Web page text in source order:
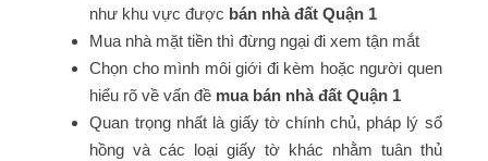
như khu vực được bán nhà đất Quận 1
Mua nhà mặt tiền thì đừng ngại đi xem tận mắt
Chọn cho mình môi giới đi kèm hoặc người quen
hiểu rõ về vấn đề mua bán nhà đất Quận 1
Quan trọng nhất là giấy tờ chính chủ, pháp lý sổ
hồng và các loại giấy tờ khác nhằm tuân thủ